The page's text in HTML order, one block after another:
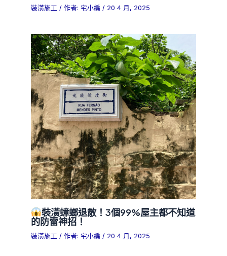
裝潢施工 / 作者: 宅小編/ 20 4 月, 2025
裝潢蟑螂退散！3個99%屋主都不知道
的防雷神招！
裝潢施工 / 作者: 宅小編 / 20 4 月, 2025